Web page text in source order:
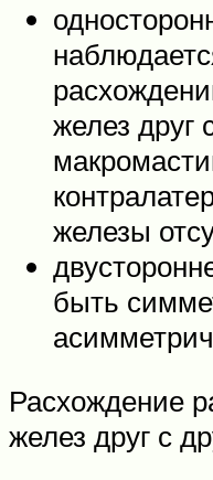
желез друг
железы
быть
Расхождение
желез друг с